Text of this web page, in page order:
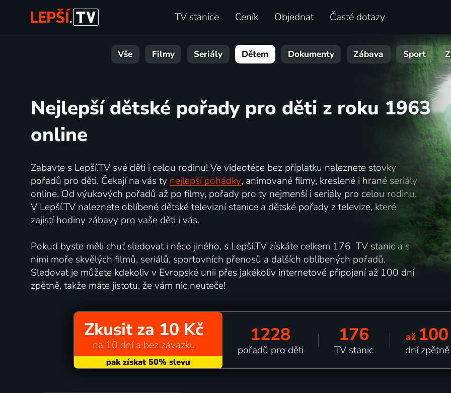
TV stanice Ceník Objednat Časté dotazy
Vše Filmy Seriály Dětem Dokumenty Zábava Sport
Nejlepší dětské pořady pro děti z roku 1963
online
Zabavte s Lepší.TV své děti i celou rodinu! Ve videotéce bez příplatku naleznete stovky
pořadů pro děti. Čekají na vás ty nejlepší pohádky, animované filmy, kreslené i hrané seriály
online. Od výukových pořadů až po filmy, pořady pro ty nejmenší i seriály pro celou rodinu.
V Lepší.TV naleznete oblíbené dětské televizní stanice a dětské pořady z televize, které
zajistí hodiny zábavy pro vaše děti i vás.
Pokud byste měli chuť sledovat i něco jiného, s Lepší.TV získáte celkem 176 TV stanic a s
nimi moře skvělých filmů, seriálů, sportovních přenosů a dalších oblíbených pořadů.
Sledovat je můžete kdekoliv v Evropské unii přes jakékoliv internetové připojení až 100 dní
zpětně, takže máte jistotu, že vám nic neuteče!
Zkusit za 10 Kč
na 10 dní a bez závazku 1228
pořadů pro děti
176
TV stanic
až 100
dní zpětně